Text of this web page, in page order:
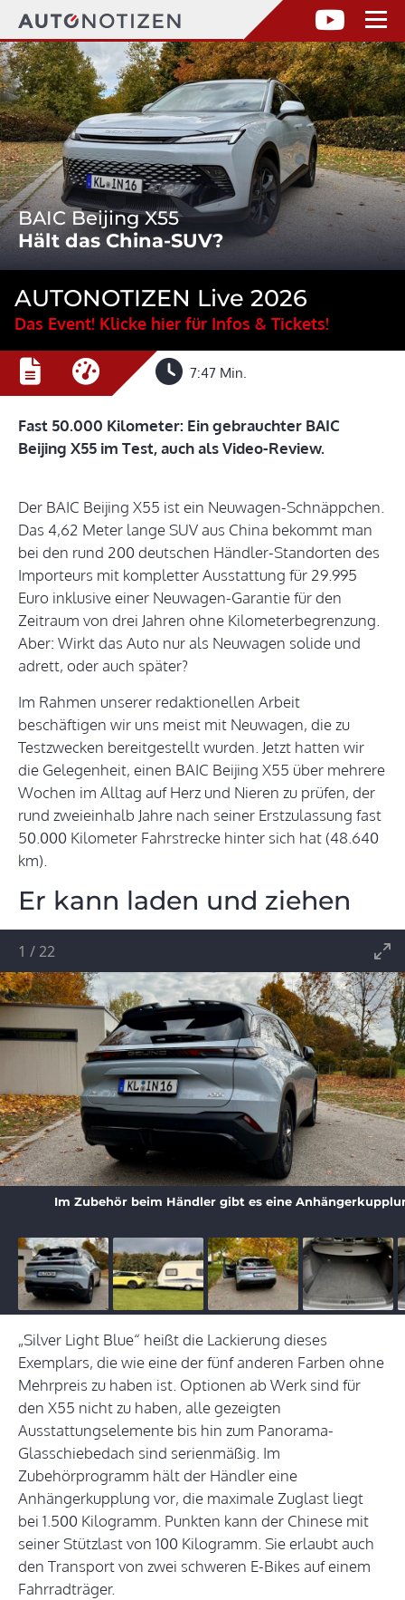
BAIC Beijing X55
Hält das China-SUV?
AUTONOTIZEN Live 2026
Das Event! Klicke hier für Infos & Tickets!
7:47 Min.
Fast 50.000 Kilometer: Ein gebrauchter BAIC
Beijing X55 im Test, auch als Video-Review.
Der BAIC Beijing X55 ist ein Neuwagen-Schnäppchen.
Das 4,62 Meter lange SUV aus China bekommt man
bei den rund 200 deutschen Händler-Standorten des
Importeurs mit kompletter Ausstattung für 29.995
Euro inklusive einer Neuwagen-Garantie für den
Zeitraum von drei Jahren ohne Kilometerbegrenzung.
Aber: Wirkt das Auto nur als Neuwagen solide und
adrett, oder auch später?
Im Rahmen unserer redaktionellen Arbeit
beschäftigen wir uns meist mit Neuwagen, die zu
Testzwecken bereitgestellt wurden. Jetzt hatten wir
die Gelegenheit, einen BAIC Beijing X55 über mehrere
Wochen im Alltag auf Herz und Nieren zu prüfen, der
rund zweieinhalb Jahre nach seiner Erstzulassung fast
50.000 Kilometer Fahrstrecke hinter sich hat (48.640
km).
Er kann laden und ziehen
Im Zubehör beim Händler gibt es eine
1 /22
„Silver Light Blue“ heißt die Lackierung dieses
Exemplars, die wie eine der fünf anderen Farben ohne
Mehrpreis zu haben ist. Optionen ab Werk sind für
den X55 nicht zu haben, alle gezeigten
Ausstattungselemente bis hin zum Panorama-
Glasschiebedach sind serienmäßig. Im
Zubehörprogramm hält der Händler eine
Anhängerkupplung vor, die maximale Zuglast liegt
bei 1.500 Kilogramm. Punkten kann der Chinese mit
seiner Stützlast von 100 Kilogramm. Sie erlaubt auch
den Transport von zwei schweren E-Bikes auf einem
Fahrradträger.